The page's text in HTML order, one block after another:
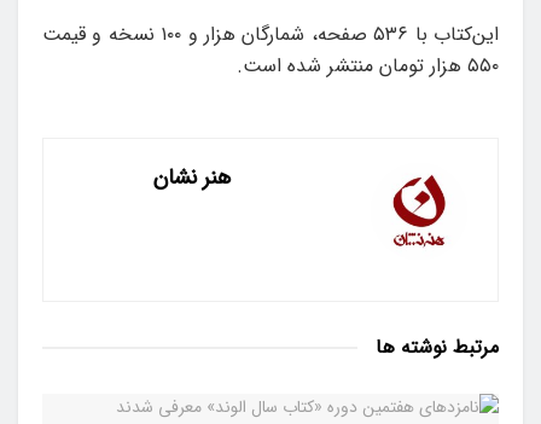
این‌کتاب با ۵۳۶ صفحه، شمارگان هزار و ۱۰۰ نسخه و قیمت
۵۵۰ هزار تومان منتشر شده است.
هنر نشان
مرتبط نوشته ها